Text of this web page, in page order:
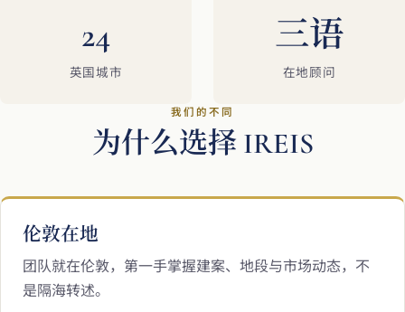
24
英国城市
三语
在地顾问
我们的不同
为什么选择 IREIS
伦敦在地
团队就在伦敦，第一手掌握建案、地段与市场动态，不
是隔海转述。